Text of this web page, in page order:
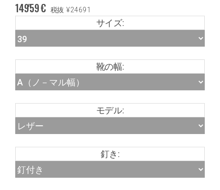
149'59€ 税抜 ¥24691
サイズ:
靴の幅:
モデル:
釘き: